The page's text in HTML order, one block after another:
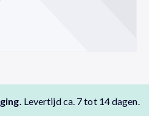
Levertijd ca. 7 tot 14 dagen.